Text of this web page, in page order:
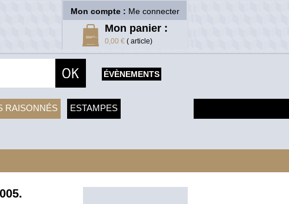
Mon compte : Me connecter
Mon panier :
0,00 € ( article)
ÉVÈNEMENTS
RAISONNÉS ESTAMPES